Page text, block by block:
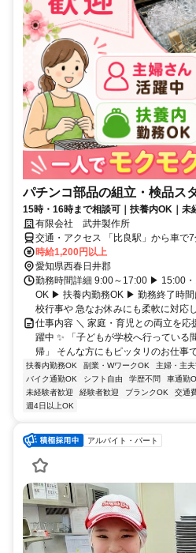
パチンコ部品の組立・検品ス
15時・16時まで相談可｜扶養内OK｜未
有限会社 武井製作所
交通・アクセス 「比良駅」から車で
時給1,200円以上
愛知県西春日井郡
勤務時間詳細 9:00～17:00 ▶ 15:00
OK ▶ 扶養内勤務OK ▶ 勤務終了時
校行事や 急なお休みにも柔軟に対応し
仕事内容 ＼ 家庭・育児との両立を応
躍中 ✨ 「子どもが学校へ行っている
帰」 そんな方にもピッタリのお仕事
扶養内勤務OK 副業・WワークOK 主婦・主
バイク通勤OK
シフト自由 学歴不問 車通勤
未経験者歓迎
経験者歓迎 ブランクOK 交通
週4日以上OK
アルバイト・パート